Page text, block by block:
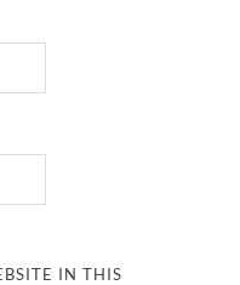
IN THIS